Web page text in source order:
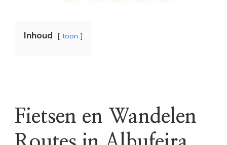
Inhoud toon
Fietsen en Wandelen